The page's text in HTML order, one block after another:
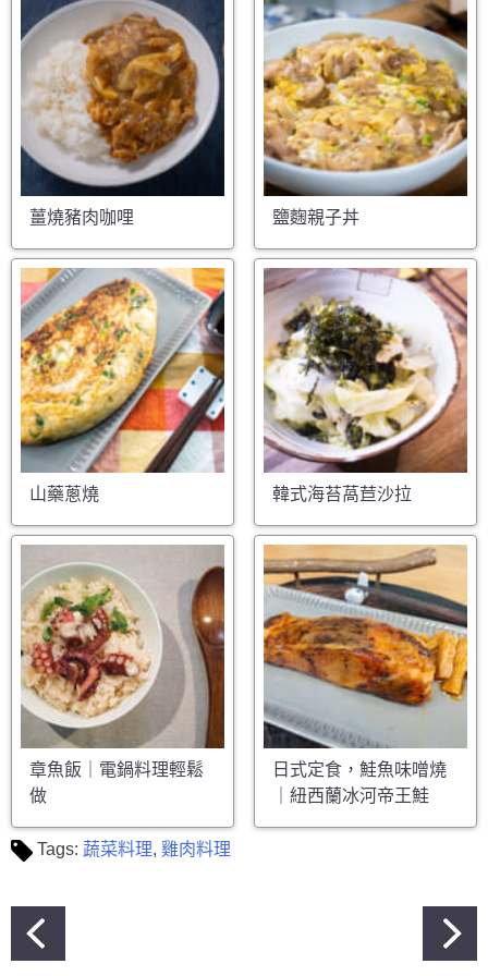
薑燒豬肉咖哩 鹽麴親子丼
山藥蔥燒 韓式海苔萵苣沙拉
章魚飯｜電鍋料理輕鬆
做
日式定食，鮭魚味噌燒
｜紐西蘭冰河帝王鮭
Tags: 蔬菜料理, 雞肉料理
文
章